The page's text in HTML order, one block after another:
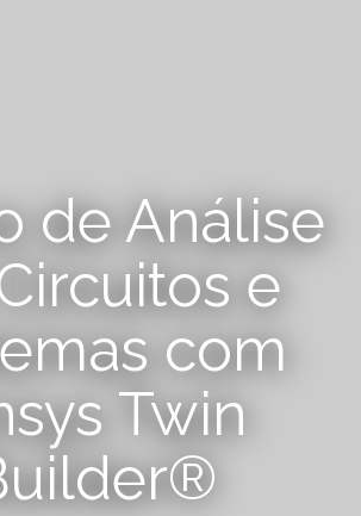
de Análise
e
com
Twin